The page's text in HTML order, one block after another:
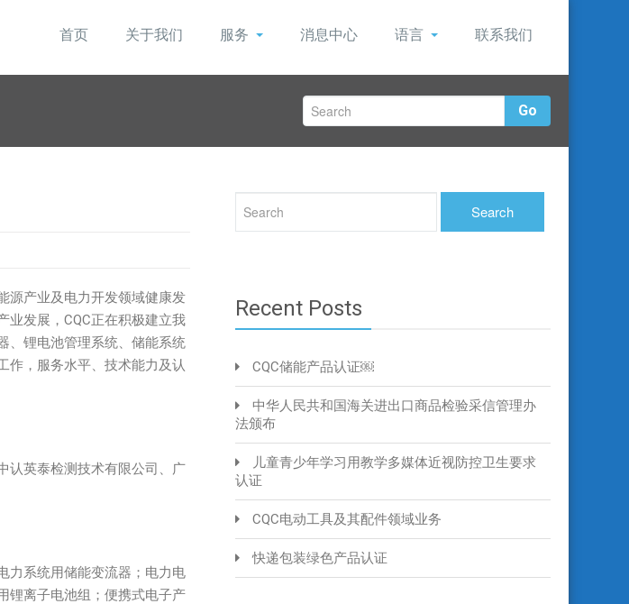
首页 关于我们 服务 消息中心 语言 联系我们
Go
源产业及电力开发领域健康发
业发展，CQC正在积极建立我
、锂电池管理系统、储能系统
作，服务水平、技术能力及认
认英泰检测技术有限公司、广
力系统用储能变流器；电力电
锂离子电池组；便携式电子产
Recent Posts
CQC储能产品认证￼
中华人民共和国海关进出口商品检验采信管理办
法颁布
儿童青少年学习用教学多媒体近视防控卫生要求
认证
CQC电动工具及其配件领域业务
快递包装绿色产品认证